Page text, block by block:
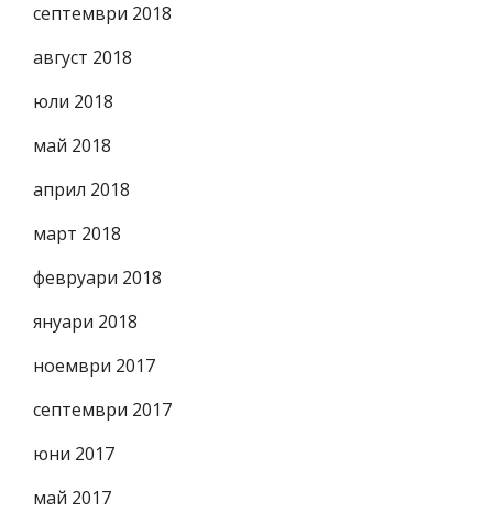
септември 2018
август 2018
юли 2018
май 2018
април 2018
март 2018
февруари 2018
януари 2018
ноември 2017
септември 2017
юни 2017
май 2017